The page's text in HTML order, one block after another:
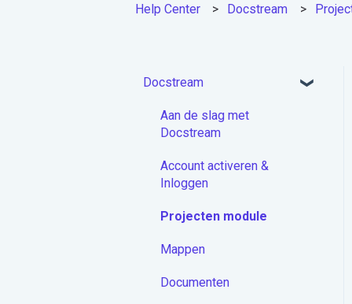
Help Center Docstream
Docstream
Aan de slag met
Docstream
Account activeren &
Inloggen
Projecten module
Mappen
Documenten